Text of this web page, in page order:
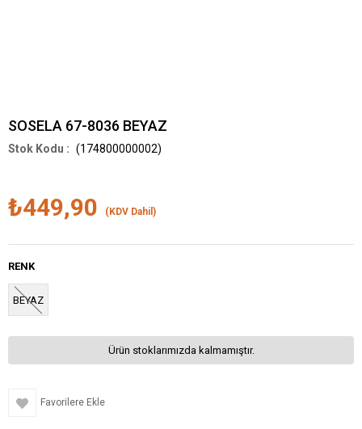
SOSELA 67-8036 BEYAZ
(174800000002)
₺449,90 (KDV Dahil)
RENK
BEYAZ
Ürün stoklarımızda kalmamıştır.
Favorilere Ekle